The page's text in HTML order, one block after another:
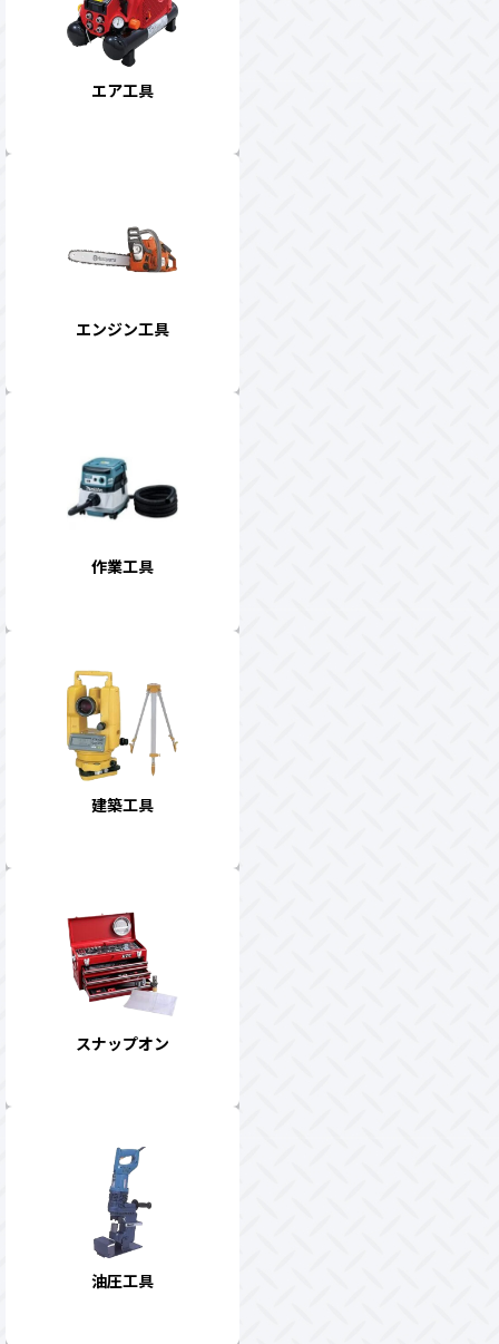
エア工具
エンジン工具
作業工具
建築工具
スナップオン
油圧工具